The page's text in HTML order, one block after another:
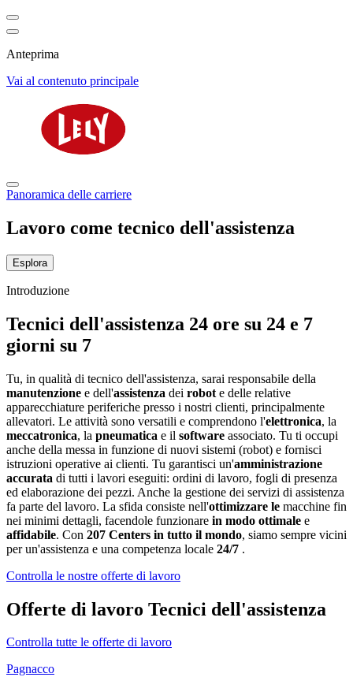
Anteprima
Vai al contenuto principale
Panoramica delle carriere
Lavoro come tecnico dell'assistenza
Esplora
Introduzione
Tecnici dell'assistenza 24 ore su 24 e 7
giorni su 7
Tu, in qualità di tecnico dell'assistenza, sarai responsabile della
manutenzione e dell'assistenza dei robot e delle relative
apparecchiature periferiche presso i nostri clienti, principalmente
allevatori. Le attività sono versatili e comprendono l'elettronica, la
meccatronica, la pneumatica e il software associato. Tu ti occupi
anche della messa in funzione di nuovi sistemi (robot) e fornisci
istruzioni operative ai clienti. Tu garantisci un'amministrazione
accurata di tutti i lavori eseguiti: ordini di lavoro, fogli di presenza
ed elaborazione dei pezzi. Anche la gestione dei servizi di assistenza
fa parte del lavoro. La sfida consiste nell'ottimizzare le macchine fin
nei minimi dettagli, facendole funzionare in modo ottimale e
affidabile. Con 207 Centers in tutto il mondo, siamo sempre vicini
per un'assistenza e una competenza locale 24/7 .
Controlla le nostre offerte di lavoro
Offerte di lavoro Tecnici dell'assistenza
Controlla tutte le offerte di lavoro
Pagnacco